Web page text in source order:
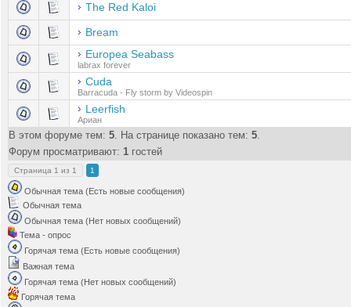
The Red Kaloi
Bream
Europea Seabass
labrax forever
Cuda
Barracuda - Fly storm by Videospin
Leerfish
Ариан
В этом форуме тем: 5. На странице показано тем: 5.
Форум просматривают: 1 гостей
Страница 1 из 1 1
Обычная тема (Есть новые сообщения)
Обычная тема
Обычная тема (Нет новых сообщений)
Тема - опрос
Горячая тема (Есть новые сообщения)
Важная тема
Горячая тема (Нет новых сообщений)
Горячая тема